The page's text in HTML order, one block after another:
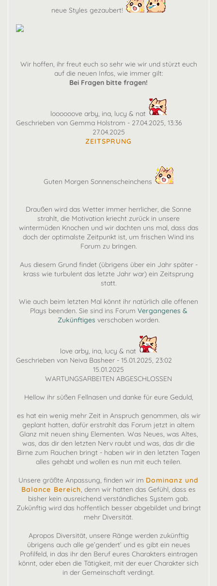
neue Styles gezaubert!
Wir hoffen, ihr freut euch so sehr wie wir und stürzt euch
auf die neuen Infos, wie immer gilt:
Bei Fragen bitte fragen!
loooooove arby, ina, lucy & nat
Geschrieben von Gemma Holstrom - 27.04.2025, 13:36
27.04.2025
ZEITSPRUNG
Guten Morgen Sonnenscheinchens
Draußen wird das Wetter immer herrlicher, die Sonne
strahlt, die Motivation kriecht zurück in unsere
wintermüden Knochen und wir dachten uns mal, dass das
doch der optimalste Zeitpunkt ist, um frischen Wind ins
Forum zu bringen.
Aus diesem Grund findet (übrigens über ein Jahr später -
krass wie turbulent das letzte Jahr war) ein Zeitsprung
statt.
Wie auch beim letzten Mal könnt ihr natürlich alle offenen
Plays beenden. Sie sind ins Forum Vergangenes &
Zukünftiges verschoben worden.
love arby, ina, lucy & nat
Geschrieben von Neiva Basheer - 15.01.2025, 23:02
15.01.2025
WARTUNGSARBEITEN ABGESCHLOSSEN
Hellow ihr süßen Fellnasen und danke für eure Geduld,
es hat ein wenig mehr Zeit in Anspruch genommen, als wir
geplant hatten, dafür erstrahlt das Forum jetzt in altem
Glanz mit neuen shiny Elementen. Was Neues, was Altes,
was, das dir den letzten Nerv raubt und was, das dir die
Birne zum Rauchen bringt - haben wir in den letzten Tagen
alles gehabt und wollen es nun mit euch teilen.
Unsere größte Anpassung, finden wir im Dominanz und
Balance Bereich, denn wir hatten das Gefühl, dass es
bisher kein ausreichend verständliches System gab.
Zukünftig wird das hoffentlich besser abgebildet und bringt
mehr Diversität.
Apropos Diversität, unsere Ränge werden zukünftig
übrigens auch alle ge’gendert’ und es gibt ein neues
Profilfeld, in das ihr den Beruf eures Charakters eintragen
könnt, oder eben die Tätigkeit, mit der euer Charakter sich
in der Gemeinschaft verdingt.